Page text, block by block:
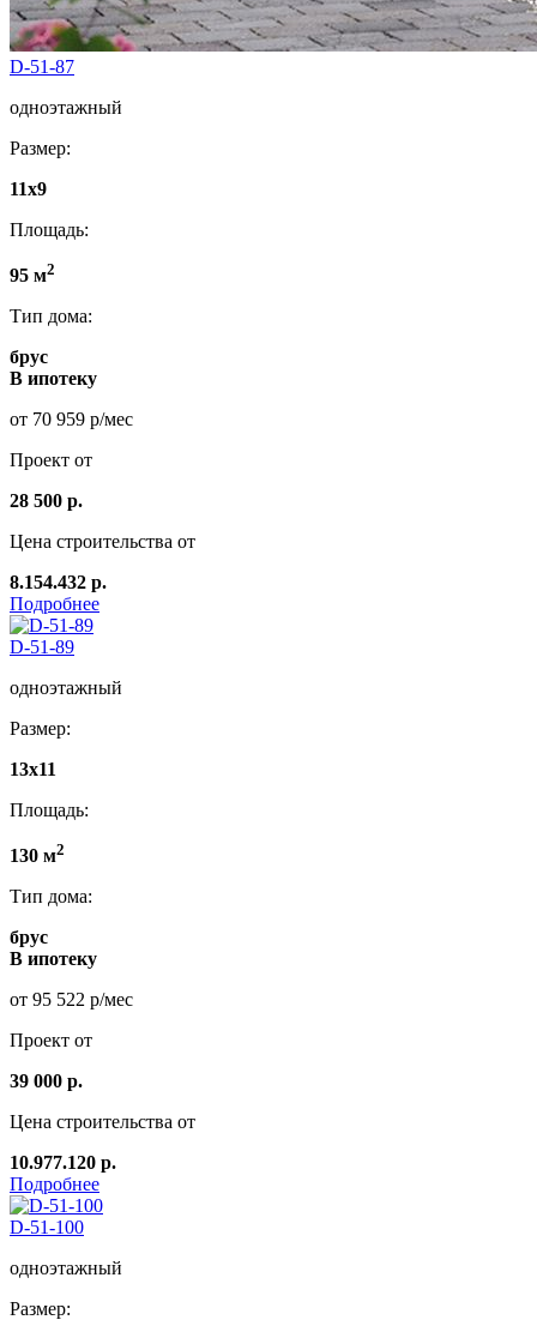
D-51-87
одноэтажный
Размер:
11х9
Площадь:
95 м2
Тип дома:
брус
В ипотеку
от 70 959 р/мес
Проект от
28 500 р.
Цена строительства от
8.154.432 р.
Подробнее
D-51-89
одноэтажный
Размер:
13x11
Площадь:
130 м2
Тип дома:
брус
В ипотеку
от 95 522 р/мес
Проект от
39 000 р.
Цена строительства от
10.977.120 р.
Подробнее
D-51-100
одноэтажный
Размер: